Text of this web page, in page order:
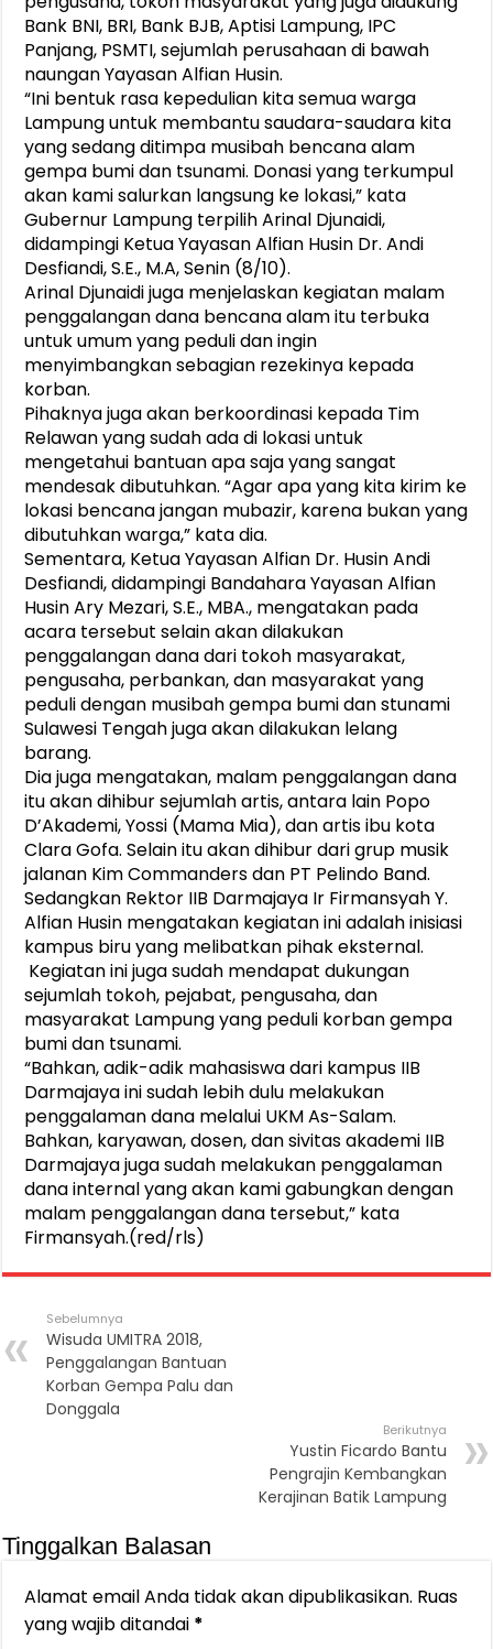
Bank BNI, BRI, Bank BJB, Aptisi Lampung, IPC
Panjang, PSMTI, sejumlah perusahaan di bawah
naungan Yayasan Alfian Husin.
“Ini bentuk rasa kepedulian kita semua warga
Lampung untuk membantu saudara-saudara kita
yang sedang ditimpa musibah bencana alam
gempa bumi dan tsunami. Donasi yang terkumpul
akan kami salurkan langsung ke lokasi,” kata
Gubernur Lampung terpilih Arinal Djunaidi,
didampingi Ketua Yayasan Alfian Husin Dr. Andi
Desfiandi, S.E., M.A, Senin (8/10).
Arinal Djunaidi juga menjelaskan kegiatan malam
penggalangan dana bencana alam itu terbuka
untuk umum yang peduli dan ingin
menyimbangkan sebagian rezekinya kepada
korban.
Pihaknya juga akan berkoordinasi kepada Tim
Relawan yang sudah ada di lokasi untuk
mengetahui bantuan apa saja yang sangat
mendesak dibutuhkan. “Agar apa yang kita kirim ke
lokasi bencana jangan mubazir, karena bukan yang
dibutuhkan warga,” kata dia.
Sementara, Ketua Yayasan Alfian Dr. Husin Andi
Desfiandi, didampingi Bandahara Yayasan Alfian
Husin Ary Mezari, S.E., MBA., mengatakan pada
acara tersebut selain akan dilakukan
penggalangan dana dari tokoh masyarakat,
pengusaha, perbankan, dan masyarakat yang
peduli dengan musibah gempa bumi dan stunami
Sulawesi Tengah juga akan dilakukan lelang
barang.
Dia juga mengatakan, malam penggalangan dana
itu akan dihibur sejumlah artis, antara lain Popo
D’Akademi, Yossi (Mama Mia), dan artis ibu kota
Clara Gofa. Selain itu akan dihibur dari grup musik
jalanan Kim Commanders dan PT Pelindo Band.
Sedangkan Rektor IIB Darmajaya Ir Firmansyah Y.
Alfian Husin mengatakan kegiatan ini adalah inisiasi
kampus biru yang melibatkan pihak eksternal.
Kegiatan ini juga sudah mendapat dukungan
sejumlah tokoh, pejabat, pengusaha, dan
masyarakat Lampung yang peduli korban gempa
bumi dan tsunami.
“Bahkan, adik-adik mahasiswa dari kampus IIB
Darmajaya ini sudah lebih dulu melakukan
penggalaman dana melalui UKM As-Salam.
Bahkan, karyawan, dosen, dan sivitas akademi IIB
Darmajaya juga sudah melakukan penggalaman
dana internal yang akan kami gabungkan dengan
malam penggalangan dana tersebut,” kata
Firmansyah.(red/rls)
Sebelumnya
Wisuda UMITRA 2018,
Penggalangan Bantuan
Korban Gempa Palu dan
Donggala
Berikutnya
Yustin Ficardo Bantu
Pengrajin Kembangkan
Kerajinan Batik Lampung
Tinggalkan Balasan
Alamat email Anda tidak akan dipublikasikan. Ruas
yang wajib ditandai *